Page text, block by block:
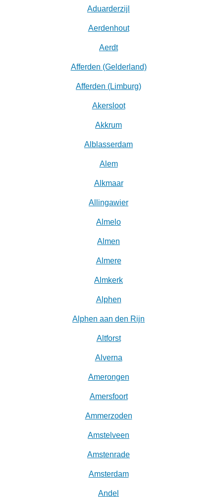
Aduarderzijl
Aerdenhout
Aerdt
Afferden (Gelderland)
Afferden (Limburg)
Akersloot
Akkrum
Alblasserdam
Alem
Alkmaar
Allingawier
Almelo
Almen
Almere
Almkerk
Alphen
Alphen aan den Rijn
Altforst
Alverna
Amerongen
Amersfoort
Ammerzoden
Amstelveen
Amstenrade
Amsterdam
Andel